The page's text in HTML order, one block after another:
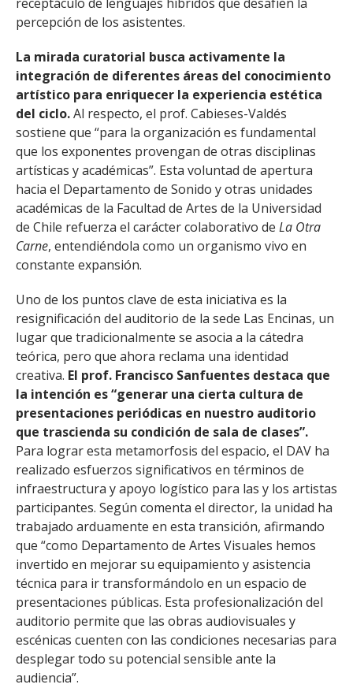
percepción de los asistentes.
La mirada curatorial busca activamente la
integración de diferentes áreas del conocimiento
artístico para enriquecer la experiencia estética
del ciclo.Al respecto, el prof. Cabieses-Valdés
sostiene que “para la organización es fundamental
que los exponentes provengan de otras disciplinas
artísticas y académicas”. Esta voluntad de apertura
hacia el Departamento de Sonido y otras unidades
académicas de la Facultad de Artes de la Universidad
de Chile refuerza el carácter colaborativo de La Otra
Carne, entendiéndola como un organismo vivo en
constante expansión.
Uno de los puntos clave de esta iniciativa es la
resignificación del auditorio de la sede Las Encinas, un
lugar que tradicionalmente se asocia a la cátedra
teórica, pero que ahora reclama una identidad
creativa. El prof. Francisco Sanfuentes destaca que
la intención es “generar una cierta cultura de
presentaciones periódicas en nuestro auditorio
que trascienda su condición de sala de clases”.
Para lograr esta metamorfosis del espacio, el DAV ha
realizado esfuerzos significativos en términos de
infraestructura y apoyo logístico para las y los artistas
participantes. Según comenta el director, la unidad ha
trabajado arduamente en esta transición, afirmando
que “como Departamento de Artes Visuales hemos
invertido en mejorar su equipamiento y asistencia
técnica para ir transformándolo en un espacio de
presentaciones públicas. Esta profesionalización del
auditorio permite que las obras audiovisuales y
escénicas cuenten con las condiciones necesarias para
desplegar todo su potencial sensible ante la
audiencia”.